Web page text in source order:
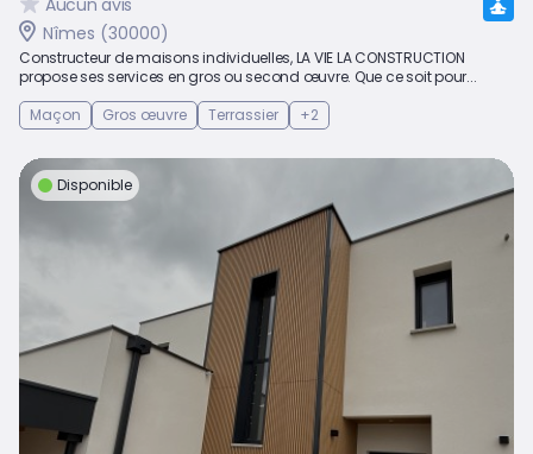
Aucun avis
Nîmes (30000)
Constructeur de maisons individuelles, LA VIE LA CONSTRUCTION
propose ses services en gros ou second œuvre. Que ce soit pour...
Maçon
Gros œuvre Terrassier +2
Disponible